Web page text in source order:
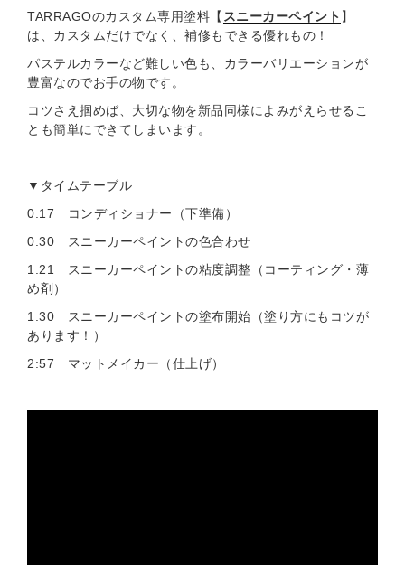
TARRAGOのカスタム専用塗料【 スニーカーペイント 】
は、カスタムだけでなく、補修もできる優れもの！
パステルカラーなど難しい色も、カラーバリエーションが
豊富なのでお手の物です。
コツさえ掴めば、大切な物を新品同様によみがえらせるこ
とも簡単にできてしまいます。
▼タイムテーブル
0:17 コンディショナー（下準備）
0:30 スニーカーペイントの色合わせ
1:21 スニーカーペイントの粘度調整（コーティング・薄
め剤）
1:30 スニーカーペイントの塗布開始（塗り方にもコツが
あります！）
2:57 マットメイカー（仕上げ）